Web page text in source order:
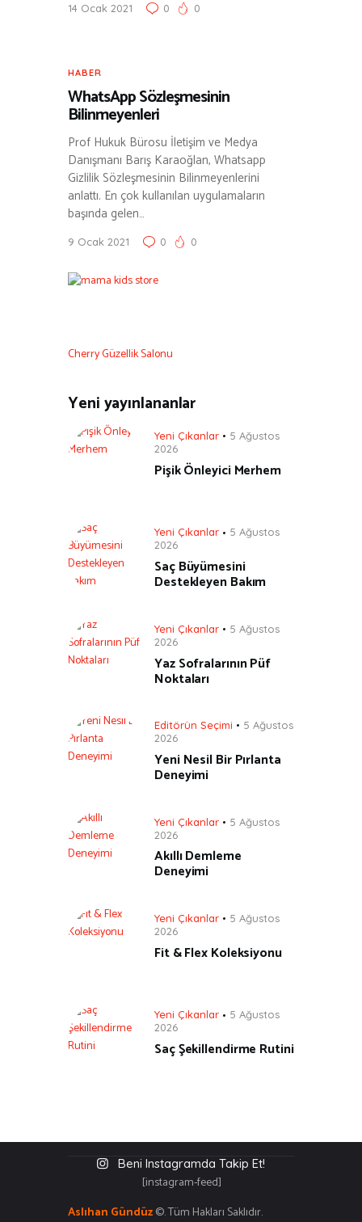
14 Ocak 2021 0 0
HABER
WhatsApp Sözleşmesinin
Bilinmeyenleri
Prof Hukuk Bürosu İletişim ve Medya
Danışmanı Barış Karaoğlan, Whatsapp
Gizlilik Sözleşmesinin Bilinmeyenlerini
anlattı. En çok kullanılan uygulamaların
başında gelen…
9 Ocak 2021 0 0
Cherry Güzellik Salonu
Yeni yayınlananlar
Yeni Çıkanlar
5 Ağustos
2026
Pişik Önleyici Merhem
Yeni Çıkanlar
5 Ağustos
2026
Saç Büyümesini
Destekleyen Bakım
Yeni Çıkanlar
5 Ağustos
2026
Yaz Sofralarının Püf
Noktaları
Editörün Seçimi
5 Ağustos
2026
Yeni Nesil Bir Pırlanta
Deneyimi
Yeni Çıkanlar
5 Ağustos
2026
Akıllı Demleme
Deneyimi
Yeni Çıkanlar
5 Ağustos
2026
Fit & Flex Koleksiyonu
Yeni Çıkanlar
5 Ağustos
2026
Saç Şekillendirme Rutini
Beni Instagramda Takip Et!
[instagram-feed]
Aslıhan Gündüz©. Tüm Hakları Saklıdır.